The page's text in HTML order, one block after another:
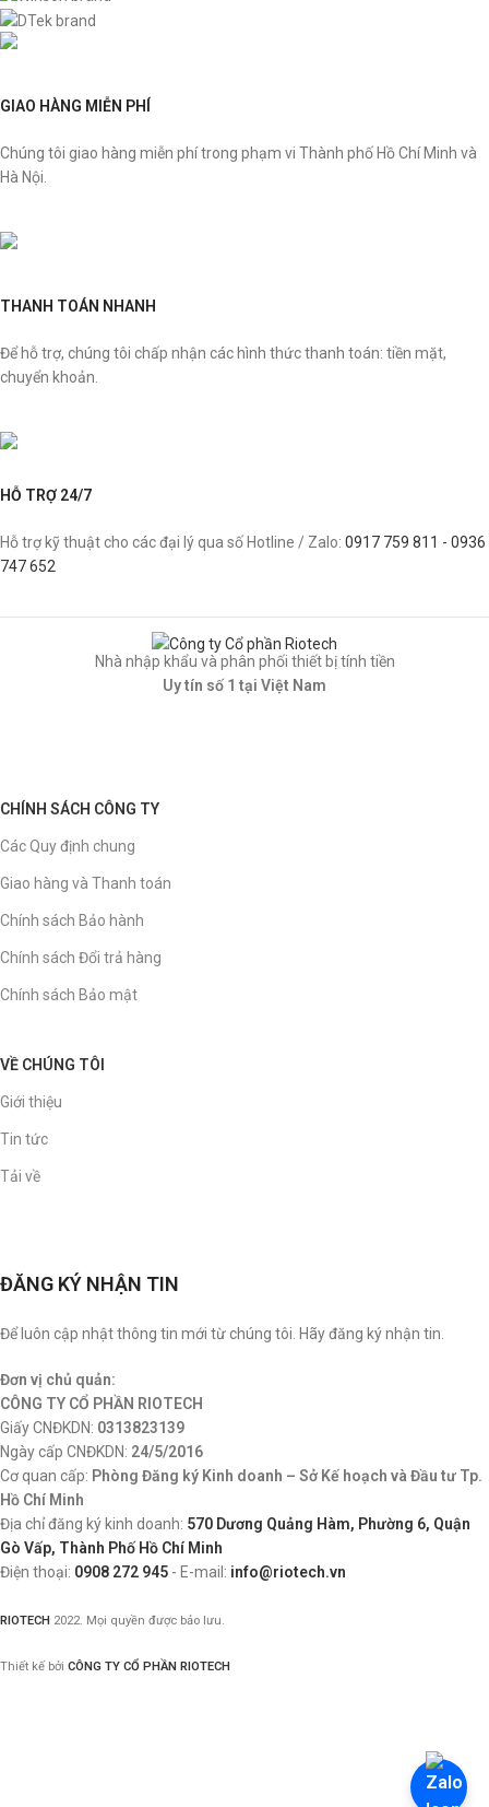
GIAO HÀNG MIỄN PHÍ
Chúng tôi giao hàng miễn phí trong phạm vi Thành phố Hồ Chí Minh và
Hà Nội.
THANH TOÁN NHANH
Để hỗ trợ, chúng tôi chấp nhận các hình thức thanh toán: tiền mặt,
chuyển khoản.
HỖ TRỢ 24/7
Hỗ trợ kỹ thuật cho các đại lý qua số Hotline / Zalo: 0917 759 811 - 0936
747 652
Nhà nhập khẩu và phân phối thiết bị tính tiền
Uy tín số 1 tại Việt Nam
CHÍNH SÁCH CÔNG TY
Các Quy định chung
Giao hàng và Thanh toán
Chính sách Bảo hành
Chính sách Đổi trả hàng
Chính sách Bảo mật
VỀ CHÚNG TÔI
Giới thiệu
Tin tức
Tải về
ĐĂNG KÝ NHẬN TIN
Để luôn cập nhật thông tin mới từ chúng tôi. Hãy đăng ký nhận tin.
Đơn vị chủ quản:
CÔNG TY CỔ PHẦN RIOTECH
Giấy CNĐKDN: 0313823139
Ngày cấp CNĐKDN: 24/5/2016
Cơ quan cấp: Phòng Đăng ký Kinh doanh – Sở Kế hoạch và Đầu tư Tp.
Hồ Chí Minh
Địa chỉ đăng ký kinh doanh: 570 Dương Quảng Hàm, Phường 6, Quận
Gò Vấp, Thành Phố Hồ Chí Minh
Điện thoại: 0908 272 945 - E-mail: info@riotech.vn
RIOTECH 2022. Mọi quyền được bảo lưu.
Thiết kế bởi CÔNG TY CỔ PHẦN RIOTECH